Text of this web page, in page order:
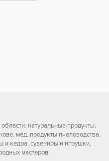
натуральные продукты,
мёд, продукты пчеловодства,
и кедра, сувениры и игрушки,
мастеров